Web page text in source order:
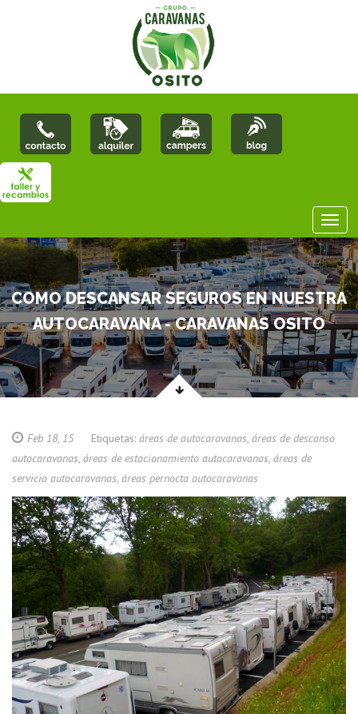
COMO DESCANSAR SEGUROS EN NUESTRA
AUTOCARAVANA - CARAVANAS OSITO
Feb 18, 15Etiquetas: áreas de autocaravanas, áreas de descanso
autocaravanas, áreas de estacionamiento autocaravanas, áreas de
servicio autocaravanas, áreas pernocta autocaravanas